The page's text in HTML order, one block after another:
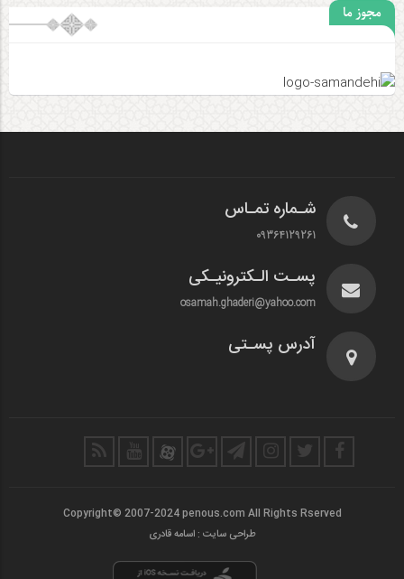
مجوز ما
شـماره تمـاس
09364129261
پسـت الـکترونیـکی
osamah.ghaderi@yahoo.com
آدرس پسـتی
Copyright© 2007-2024 penous.com All Rights Rserved
طراحی سایت : اسامه قادری